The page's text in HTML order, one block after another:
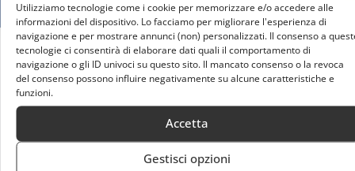
Utilizziamo tecnologie come i cookie per memorizzare e/o accedere alle
informazioni del dispositivo. Lo facciamo per migliorare l'esperienza di
navigazione e per mostrare annunci (non) personalizzati. Il consenso a
tecnologie ci consentirà di elaborare dati quali il comportamento di
navigazione o gli ID univoci su questo sito. Il mancato consenso o la revoca
del consenso possono influire negativamente su alcune caratteristiche e
funzioni.
Accetta
Gestisci opzioni
Home
Bracco Atletica celebra un anno trionfale: scudetto
indoor e 220 successi nazionali